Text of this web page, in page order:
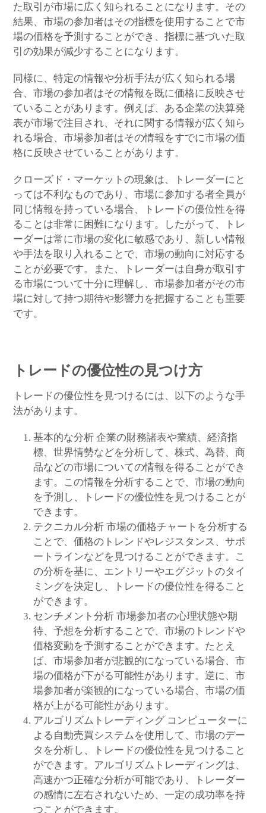
た取引が市場に広く知られることになります。その
結果、市場の参加者はその指標を使用することで市
場の価格を予測することができ、指標に基づいた取
引の効果が減少することになります。
同様に、特定の情報や分析手法が広く知られる場
合、市場の参加者はその情報を既に価格に反映させ
ていることがあります。例えば、ある企業の決算発
表が市場で注目され、それに関する情報が広く知ら
れる場合、市場参加者はその情報をすでに市場の価
格に反映させていることがあります。
クローズド・マーケットの現象は、トレーダーにと
っては不利なものであり、市場に参加する者全員が
同じ情報を持っている場合、トレードの優位性を得
ることは非常に困難になります。したがって、トレ
ーダーは常に市場の変化に敏感であり、新しい情報
や手法を取り入れることで、市場の動向に対応する
ことが必要です。また、トレーダーは自身が取引す
る市場について十分に理解し、市場参加者がその市
場に対して持つ期待や影響力を把握することも重要
です。
トレードの優位性の見つけ方
トレードの優位性を見つけるには、以下のような手
法があります。
基本的な分析 企業の財務諸表や業績、経済指
標、世界情勢などを分析して、株式、為替、商
品などの市場についての情報を得ることができ
ます。この情報を分析することで、市場の動向
を予測し、トレードの優位性を見つけることが
できます。
テクニカル分析 市場の価格チャートを分析する
ことで、価格のトレンドやレジスタンス、サポ
ートラインなどを見つけることができます。こ
の分析を基に、エントリーやエグジットのタイ
ミングを決定し、トレードの優位性を得ること
ができます。
センチメント分析 市場参加者の心理状態や期
待、予想を分析することで、市場のトレンドや
価格変動を予測することができます。たとえ
ば、市場参加者が悲観的になっている場合、市
場の価格が下がる可能性があります。逆に、市
場参加者が楽観的になっている場合、市場の価
格が上がる可能性があります。
アルゴリズムトレーディング コンピューターに
よる自動売買システムを使用して、市場のデー
タを分析し、トレードの優位性を見つけること
ができます。アルゴリズムトレーディングは、
高速かつ正確な分析が可能であり、トレーダー
の感情に左右されないため、一定の成功率を持
つことができます。